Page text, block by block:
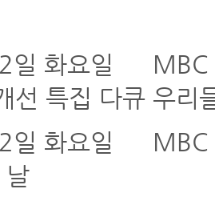
일 화요일
MBC
선 특집 다큐 우리
일 화요일
MBC
날